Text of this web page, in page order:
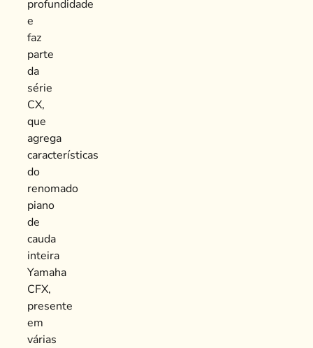
profundidade
e
faz
parte
da
série
CX,
que
agrega
características
do
renomado
piano
de
cauda
inteira
Yamaha
CFX,
presente
em
várias